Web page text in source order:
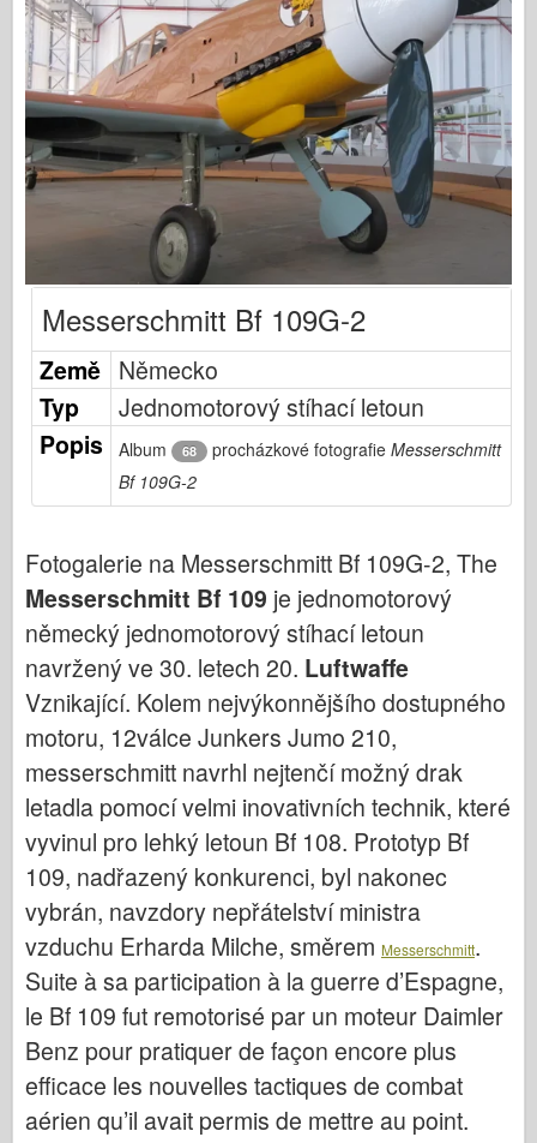
Publikování Osprey
Signál letky
Tankpower
Nákladní automobily a nádrže
Waffen-Arsenal
Wydawnictwo Militaria
Maquettes
Akademie
Modely es
Klub AFV
Airfix
Letectvo
AZ Model
Černý pes
Bronco
Kybernetický koníček
Dnepromodel
Dragon
Eduard
E.T. Model
Jemné formy
Síly udatí
Friulmodel
Heller
HobbyBoss
Modely IBG
Icm
Italeri
Legenda
Messerschmitt Bf 109G-2
Země Německo
Typ
Jednomotorový stíhací letoun
Popis
Album 68 procházkové fotografie Messerschmitt
Bf 109G-2
Fotogalerie na Messerschmitt Bf 109G-2, The
Messerschmitt Bf 109 je jednomotorový
německý jednomotorový stíhací letoun
navržený ve 30. letech 20. Luftwaffe
Vznikající. Kolem nejvýkonnějšího dostupného
motoru, 12válce Junkers Jumo 210,
messerschmitt navrhl nejtenčí možný drak
letadla pomocí velmi inovativních technik, které
vyvinul pro lehký letoun Bf 108. Prototyp Bf
109, nadřazený konkurenci, byl nakonec
vybrán, navzdory nepřátelství ministra
vzduchu Erharda Milche, směrem Messerschmitt.
Suite à sa participation à la guerre d’Espagne,
le Bf 109 fut remotorisé par un moteur Daimler
Benz pour pratiquer de façon encore plus
efficace les nouvelles tactiques de combat
aérien qu’il avait permis de mettre au point.